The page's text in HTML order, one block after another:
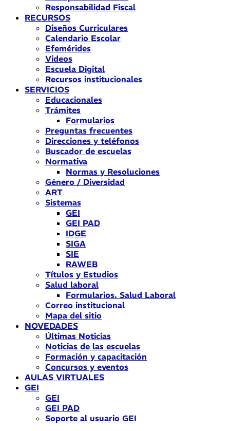
Responsabilidad Fiscal
RECURSOS
Diseños Curriculares
Calendario Escolar
Efemérides
Videos
Escuela Digital
Recursos institucionales
SERVICIOS
Educacionales
Trámites
Formularios
Preguntas frecuentes
Direcciones y teléfonos
Buscador de escuelas
Normativa
Normas y Resoluciones
Género / Diversidad
ART
Sistemas
GEI
GEI PAD
IDGE
SIGA
SIE
RAWEB
Títulos y Estudios
Salud laboral
Formularios. Salud Laboral
Correo institucional
Mapa del sitio
NOVEDADES
Últimas Noticias
Noticias de las escuelas
Formación y capacitación
Concursos y eventos
AULAS VIRTUALES
GEI
GEI
GEI PAD
Soporte al usuario GEI